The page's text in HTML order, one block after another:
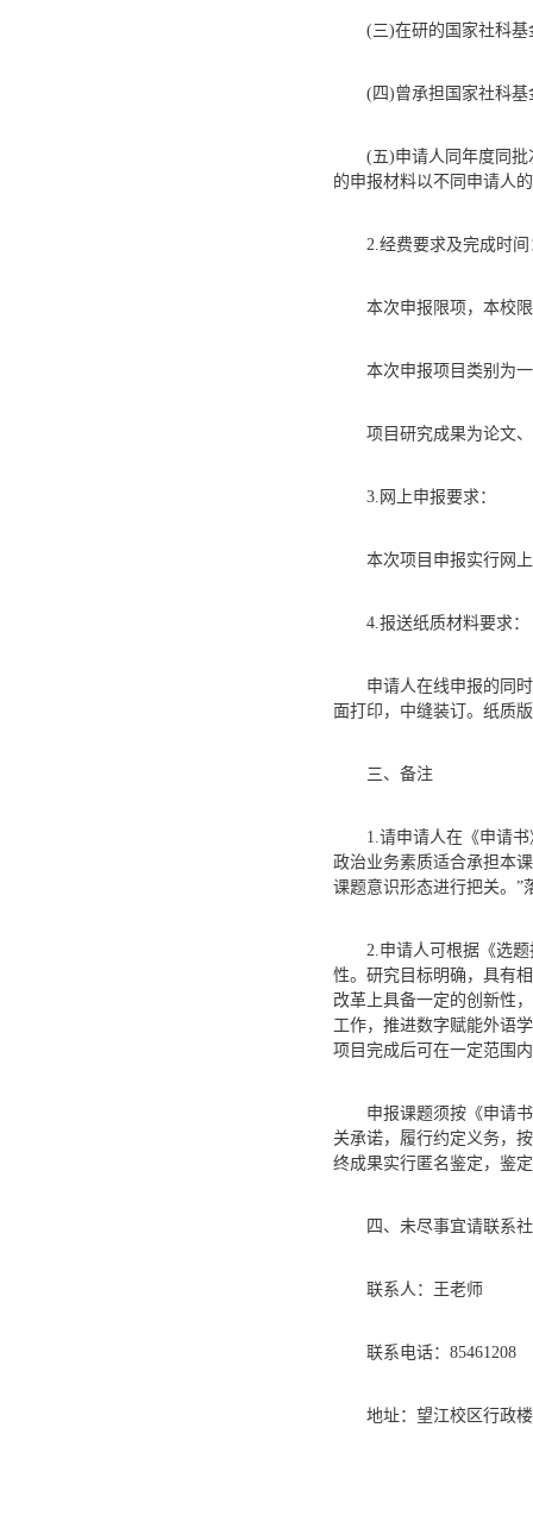
(三)在研的国家社科
(四)曾承担国家社科
(五)申请人同年度同
的申报材料以不同申请人
2.经费要求及完成时间
本次申报限项，本校
本次申报项目类别为
项目研究成果为论文
3.网上申报要求：
本次项目申报实行网
4.报送纸质材料要求：
申请人在线申报的同
面打印，中缝装订。纸质
三、备注
1.请申请人在《申请
政治业务素质适合承担本
课题意识形态进行把关。”
2.申请人可根据《选
性。研究目标明确，具有
改革上具备一定的创新性
工作，推进数字赋能外语
项目完成后可在一定范围
申报课题须按《申请
关承诺，履行约定义务，
终成果实行匿名鉴定，鉴
四、未尽事宜请联系
联系人：王老师
联系电话：85461208
地址：望江校区行政